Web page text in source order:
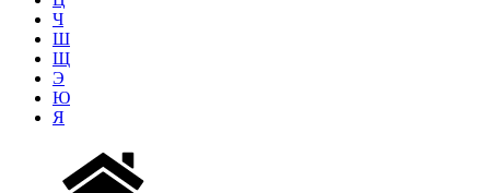
Ч
Ш
Щ
Э
Ю
Я